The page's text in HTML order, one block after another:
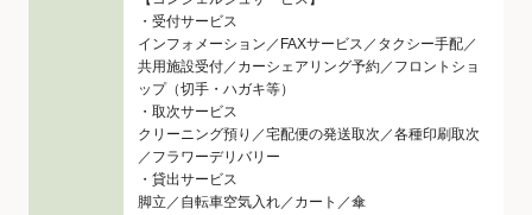
・受付サービス
インフォメーション／FAXサービス／タクシー手配／
共用施設受付／カーシェアリング予約／フロントショ
ップ（切手・ハガキ等）
・取次サービス
クリーニング預り／宅配便の発送取次／各種印刷取次
／フラワーデリバリー
・貸出サービス
脚立／自転車空気入れ／カート／傘